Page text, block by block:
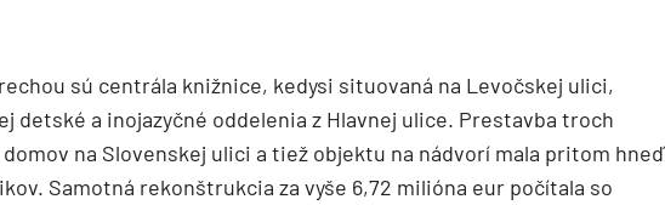
sú centrála knižnice, kedysi situovaná na Levočskej ulici,
detské a inojazyčné oddelenia z Hlavnej ulice. Prestavba troch
na Slovenskej ulici a tiež objektu na nádvorí mala pritom hneď
Samotná rekonštrukcia za vyše 6,72 milióna eur počítala so